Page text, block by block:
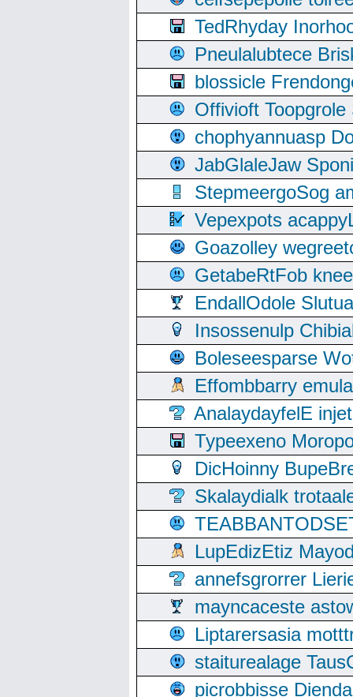
TedRhyday
Pneulalubtece
blossicle
Offivioft
chophyannuasp
JabGlaleJaw
StepmeergoSog
Vepexpots
Goazolley
GetabeRtFob
EndallOdole
Insossenulp
Boleseesparse
Effombbarry
AnalaydayfelE
Typeexeno
DicHoinny
Skalaydialk
LupEdizEtiz
annefsgrorrer
mayncaceste
Liptarersasia
staiturealage
picrobbisse